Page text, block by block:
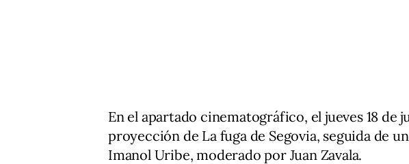
En el apartado cinematográfico, el jueves 18 de
proyección de La fuga de Segovia, seguida de
Imanol Uribe, moderado por Juan Zavala.